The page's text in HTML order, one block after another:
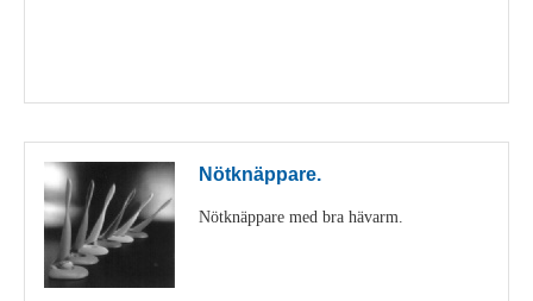
Nötknäppare.
Nötknäppare med bra hävarm.